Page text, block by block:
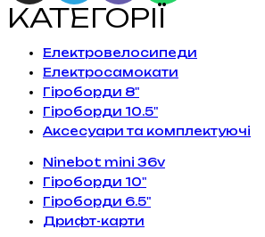
КАТЕГОРІЇ
Електровелосипеди
Електросамокати
Гіроборди 8"
Гіроборди 10.5"
Аксесуари та комплектуючі
Ninebot mini 36v
Гіроборди 10"
Гіроборди 6.5"
Дрифт-карти